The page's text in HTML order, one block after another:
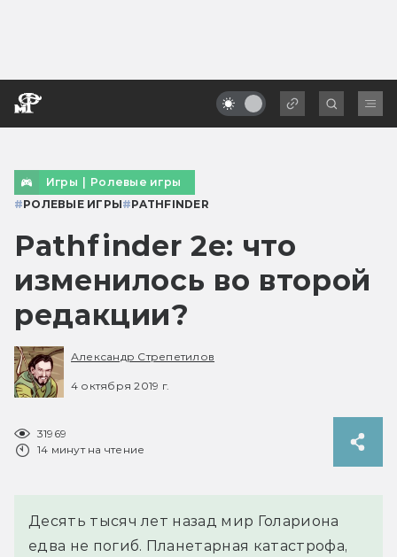
Игры | Ролевые игры
#РОЛЕВЫЕ ИГРЫ#PATHFINDER
Pathfinder 2e: что
изменилось во второй
редакции?
Александр Стрепетилов
4 октября 2019 г.
31969
14 минут на чтение
Десять тысяч лет назад мир Голариона
едва не погиб. Планетарная катастрофа,